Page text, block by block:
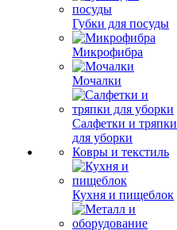
Губки для посуды
Микрофибра
Мочалки
Салфетки и тряпки
для уборки
Ковры и текстиль
Кухня и пищеблок